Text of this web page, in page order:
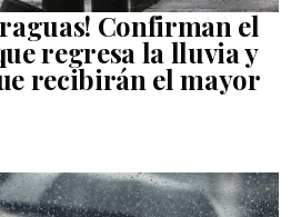
Confirman el
regresa la lluvia y
recibirán el mayor